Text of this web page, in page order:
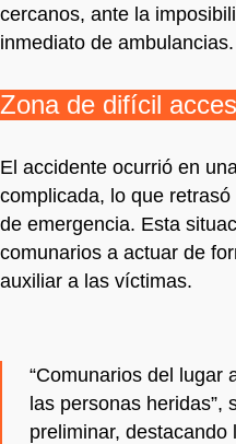
cercanos, ante la
inmediato de ambulancias.
Zona de difícil
El accidente ocurrió en
complicada, lo que
de emergencia. Esta
comunarios a actuar de
auxiliar a las víctimas.
“Comunarios del lugar
las personas heridas”,
preliminar,